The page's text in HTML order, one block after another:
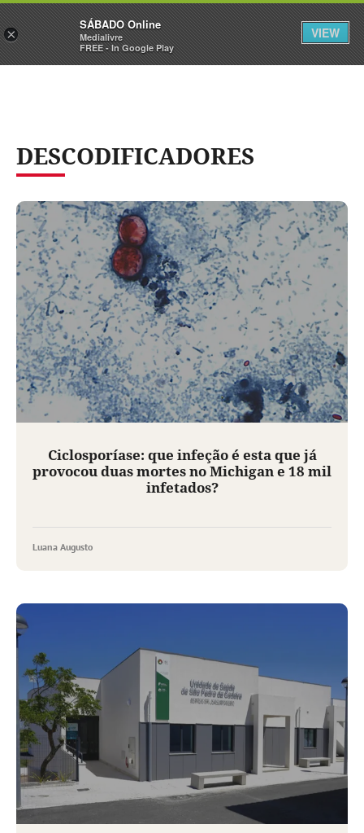
Sábado Assine Iniciar Sessão
DESCODIFICADORES
Ciclosporíase: que infeção é esta que já
provocou duas mortes no Michigan e 18 mil
infetados?
Luana Augusto
×
SÁBADO Online
Medialivre
FREE - In Google Play
VIEW